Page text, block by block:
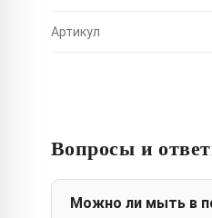
Артикул
Вопросы и
Можно ли мыть в